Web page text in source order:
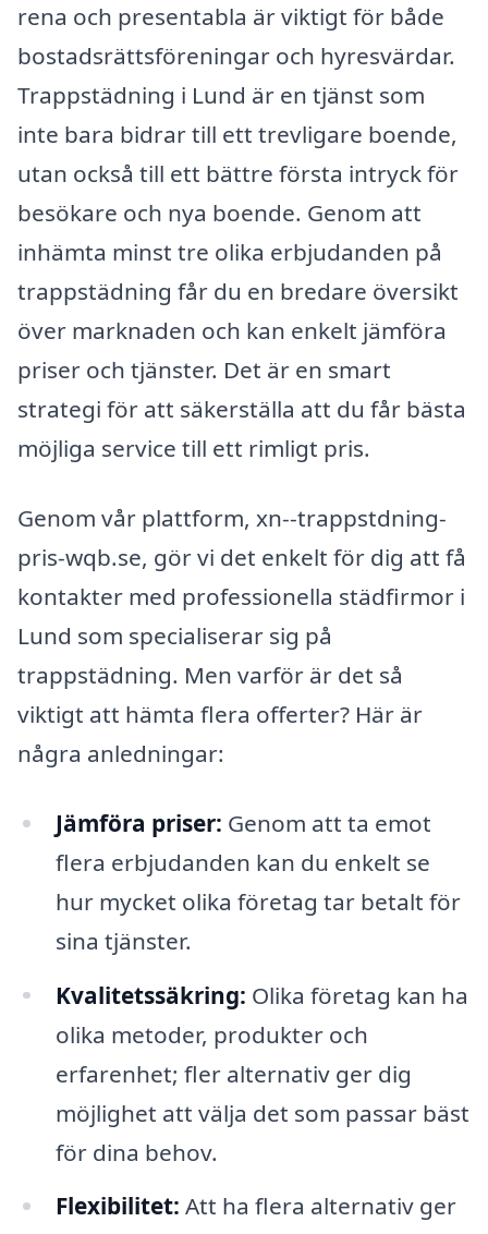
rena och presentabla är viktigt för både
bostadsrättsföreningar och hyresvärdar.
Trappstädning i Lund är en tjänst som
inte bara bidrar till ett trevligare boende,
utan också till ett bättre första intryck för
besökare och nya boende. Genom att
inhämta minst tre olika erbjudanden på
trappstädning får du en bredare översikt
över marknaden och kan enkelt jämföra
priser och tjänster. Det är en smart
strategi för att säkerställa att du får bästa
möjliga service till ett rimligt pris.
Genom vår plattform, xn--trappstdning-
pris-wqb.se, gör vi det enkelt för dig att få
kontakter med professionella städfirmor i
Lund som specialiserar sig på
trappstädning. Men varför är det så
viktigt att hämta flera offerter? Här är
några anledningar:
Jämföra priser: Genom att ta emot
flera erbjudanden kan du enkelt se
hur mycket olika företag tar betalt för
sina tjänster.
Kvalitetssäkring: Olika företag kan ha
olika metoder, produkter och
erfarenhet; fler alternativ ger dig
möjlighet att välja det som passar bäst
för dina behov.
Flexibilitet: Att ha flera alternativ ger